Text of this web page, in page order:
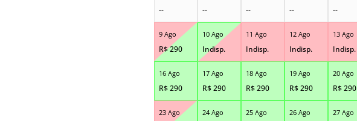
-- -- -- -- --
9 Ago
R$290
10 Ago
Indisp.
11 Ago
Indisp.
12 Ago
Indisp.
13 Ago
Indisp.
16 Ago
R$290
17 Ago
R$290
18 Ago
R$290
19 Ago
R$290
20 Ago
R$290
23 Ago 24 Ago 25 Ago 26 Ago 27 Ago